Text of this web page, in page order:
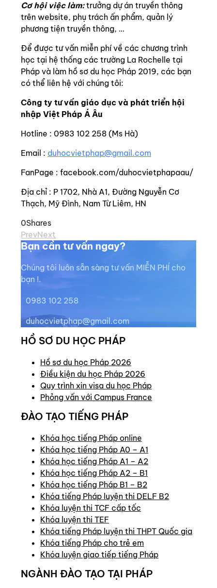
Cơ hội việc làm:trưởng dự án truyền thông
trên website, phụ trách ấn phẩm, quản lý
phương tiện truyền thông, …
Để được tư vấn miễn phí về các chương trình
học tại hệ thống các trường La Rochelle tại
Pháp và làm hồ sơ du học Pháp 2019, các bạn
có thể liên hệ với chúng tôi:
Công ty tư vấn giáo dục và phát triển hội
nhập Việt Pháp Á Âu
Hotline : 0983 102 258 (Ms Hà)
Email : duhocvietphap@gmail.com
FanPage : facebook.com/duhocvietphapaau/
Địa chỉ : P 1702, Nhà A1, Đường Nguyễn Cơ
Thạch, Mỹ Đình, Nam Từ Liêm, HN
0Shares
PrevNext
Bạn cần tư vấn ngay?
Chúng tôi luôn sẵn sàng tư vấn MIỄN PHÍ cho
bạn !.
0983 102 258
duhocvietphap@gmail.com
HỒ SƠ DU HỌC PHÁP
Hồ sơ du học Pháp 2026
Điều kiện du học Pháp 2026
Quy trình xin visa du học Pháp
Phỏng vấn với Campus France
ĐÀO TẠO TIẾNG PHÁP
Khóa học tiếng Pháp online
Khóa học tiếng Pháp A0 – A1
Khóa học tiếng Pháp A1 – A2
Khóa học tiếng Pháp A2 – B1
Khóa học tiếng Pháp B1 – B2
Khóa tiếng Pháp luyện thi DELF B2
Khóa luyện thi TCF cấp tốc
Khóa luyện thi TEF
Khóa tiếng Pháp luyện thi THPT Quốc gia
Khóa tiếng Pháp cho trẻ em
Khóa luyện giao tiếp tiếng Pháp
NGÀNH ĐÀO TẠO TẠI PHÁP